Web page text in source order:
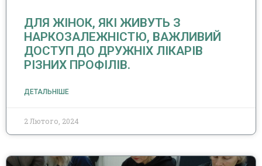
ДЛЯ ЖІНОК, ЯКІ ЖИВУТЬ З
НАРКОЗАЛЕЖНІСТЮ, ВАЖЛИВИЙ
ДОСТУП ДО ДРУЖНІХ ЛІКАРІВ
РІЗНИХ ПРОФІЛІВ.
ДЕТАЛЬНІШЕ
2 Лютого, 2024